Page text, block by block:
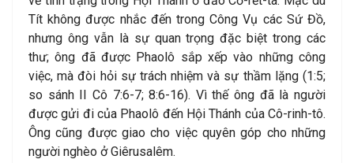
Tít không được nhắc đến trong Công Vụ các Sứ Đồ,
nhưng ông vẫn là sự quan trọng đặc biệt trong các
thư; ông đã được Phaolô sắp xếp vào những công
việc, mà đòi hỏi sự trách nhiệm và sự thầm lặng (1:5;
so sánh II Cô 7:6-7; 8:6-16). Vì thế ông đã là người
được gửi đi của Phaolô đến Hội Thánh của Cô-rinh-tô.
Ông cũng được giao cho việc quyên góp cho những
người nghèo ở Giêrusalêm.